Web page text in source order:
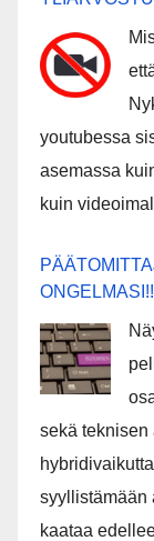
youtubessa
asemassa
kuin
sekä teknisen
syyllistämään
kaataa